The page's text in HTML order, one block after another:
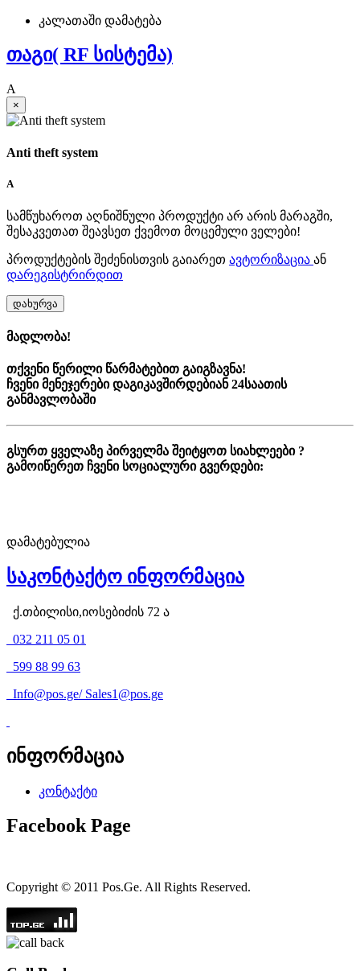
კალათაში დამატება
თაგი( RF სისტემა)
A
×
Anti theft system
A
სამწუხაროთ აღნიშნული პროდუქტი არ არის მარაგში,
შესაკვეთათ შეავსეთ ქვემოთ მოცემული ველები!
პროდუქტების შეძენისთვის გაიარეთ ავტორიზაცია ან
დარეგისტრირდით
დახურვა
მადლობა!
თქვენი წერილი წარმატებით გაიგზავნა!
ჩვენი მენეჯერები დაგიკავშირდებიან 24საათის
განმავლობაში
გსურთ ყველაზე პირველმა შეიტყოთ სიახლეები ?
გამოიწერეთ ჩვენი სოციალური გვერდები:
დამატებულია
საკონტაქტო ინფორმაცია
ქ.თბილისი,იოსებიძის 72 ა
032 211 05 01
599 88 99 63
Info@pos.ge/ Sales1@pos.ge
ინფორმაცია
კონტაქტი
Facebook Page
Copyright © 2011 Pos.Ge. All Rights Reserved.